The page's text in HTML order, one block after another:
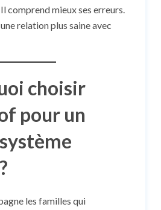
comprend mieux ses erreurs.
relation plus saine avec
choisir
pour un
les familles qui